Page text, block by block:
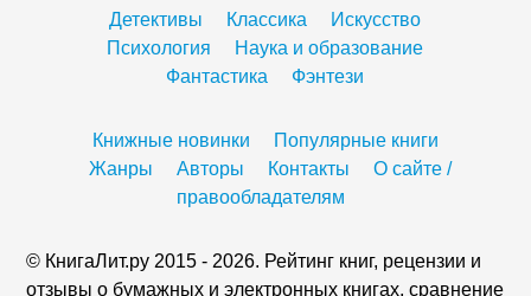
Детективы
Классика
Искусство
Психология
Наука и образование
Фантастика
Фэнтези
Книжные новинки
Популярные книги
Жанры
Авторы Контакты
О сайте /
правообладателям
© КнигаЛит.ру 2015 - 2026. Рейтинг книг, рецензии и
отзывы о бумажных и электронных книгах, сравнение